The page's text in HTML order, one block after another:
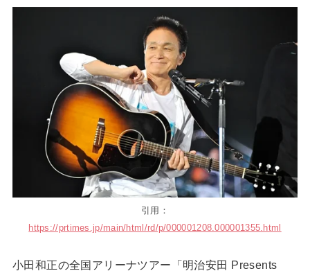
引用：
https://prtimes.jp/main/html/rd/p/000001208.000001355.html
小田和正の全国アリーナツアー「明治安田 Presents